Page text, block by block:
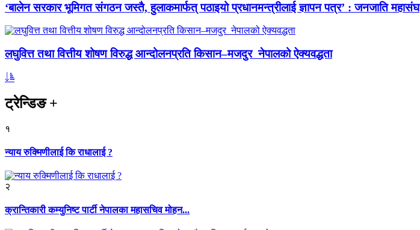
‘बालेन सरकार भूमिगत संगठन जस्तै, हुलाकमार्फत् पठाइयो प्रधानमन्त्रीलाई ज्ञापन पत्र’ : जनजाति महासंघ
लघुवित्त तथा वित्तीय शोषण विरुद्ध आन्दोलनप्रति किसान–मजदुर नेपालको ऐक्यवद्धता
ट्रेन्डिङ+
१
न्याय रुक्मिणीलाई कि राधालाई ?
२
क्रान्तिकारी कम्युनिष्ट पार्टी नेपालका महासचिव मोहन...